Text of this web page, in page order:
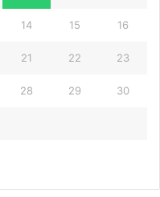
14 15 16
21 22 23
28 29 30